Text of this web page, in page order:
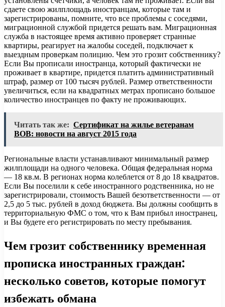
сдаете свою жилплощадь иностранцам, которые там и
зарегистрированы, помните, что все проблемы с соседями,
миграционной службой придется решать вам. Миграционная
служба в настоящее время активно проверяет странные
квартиры, реагирует на жалобы соседей, подключает к
выездным проверкам полицию. Чем это грозит собственнику?
Если Вы прописали иностранца, который фактически не
проживает в квартире, придется платить административный
штраф, размер от 100 тысяч рублей. Размер ответственности
увеличиться, если на квадратных метрах прописано большое
количество иностранцев по факту не проживающих.
Читать так же: Сертификат на жилье ветеранам
ВОВ: новости на август 2015 года
Региональные власти устанавливают минимальный размер
жилплощади на одного человека. Общая федеральная норма
— 18 кв.м. В регионах норма колеблется от 8 до 18 квадратов.
Если Вы поселили к себе иностранного родственника, но не
зарегистрировали, стоимость Вашей безответственности — от
2,5 до 5 тыс. рублей в доход бюджета. Вы должны сообщить в
территориальную ФМС о том, что к Вам прибыл иностранец,
и Вы будете его регистрировать по месту пребывания.
Чем грозит собственнику временная
прописка иностранных граждан:
несколько советов, которые помогут
избежать обмана